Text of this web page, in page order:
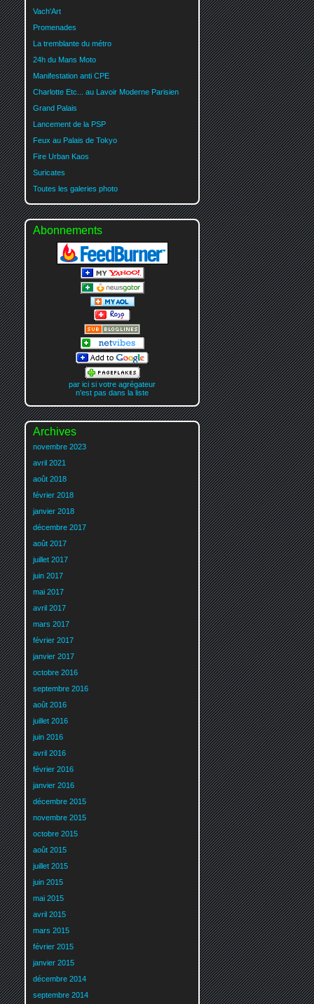
Vach'Art
Promenades
La tremblante du métro
24h du Mans Moto
Manifestation anti CPE
Charlotte Etc... au Lavoir Moderne Parisien
Grand Palais
Lancement de la PSP
Feux au Palais de Tokyo
Fire Urban Kaos
Suricates
Toutes les galeries photo
Abonnements
par ici si votre agrégateur
n'est pas dans la liste
Archives
novembre 2023
avril 2021
août 2018
février 2018
janvier 2018
décembre 2017
août 2017
juillet 2017
juin 2017
mai 2017
avril 2017
mars 2017
février 2017
janvier 2017
octobre 2016
septembre 2016
août 2016
juillet 2016
juin 2016
avril 2016
février 2016
janvier 2016
décembre 2015
novembre 2015
octobre 2015
août 2015
juillet 2015
juin 2015
mai 2015
avril 2015
mars 2015
février 2015
janvier 2015
décembre 2014
septembre 2014